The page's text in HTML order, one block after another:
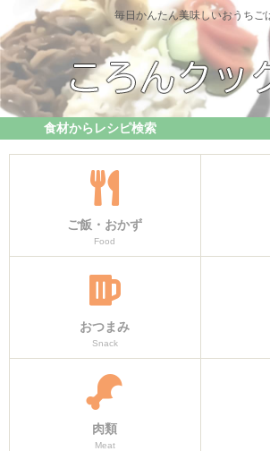
毎日かんたん美味しいおうちご
食材からレシピ検索
ご飯・おかず
Food
おつまみ
Snack
肉類
Meat